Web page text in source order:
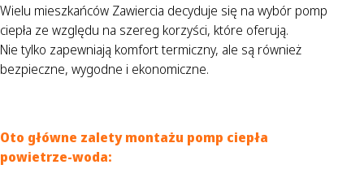
Wielu mieszkańców Zawiercia decyduje się na wybór pomp
ciepła ze względu na szereg korzyści, które oferują.
Nie tylko zapewniają komfort termiczny, ale są również
bezpieczne, wygodne i ekonomiczne.
Oto główne zalety montażu pomp ciepła
powietrze-woda: